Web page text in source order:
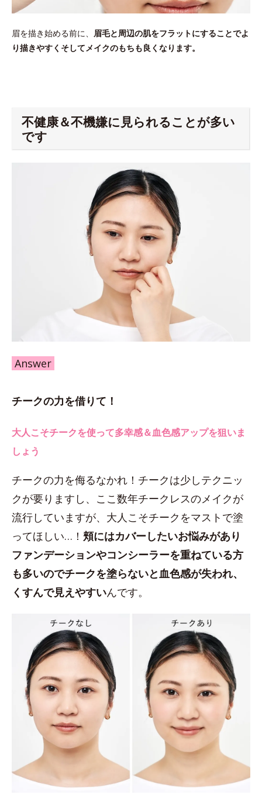
眉を描き始める前に、 眉毛と周辺の肌をフラットにすることでよ
り描きやすくそしてメイクのもちも良くなります。
不健康＆不機嫌に見られることが多い
です
Answer
チークの力を借りて！
大人こそチークを使って多幸感＆血色感アップを狙いま
しょう
チークの力を侮るなかれ！チークは少しテクニッ
クが要りますし、ここ数年チークレスのメイクが
流行していますが、大人こそチークをマストで塗
ってほしい…！ 頬にはカバーしたいお悩みがあり
ファンデーションやコンシーラーを重ねている方
も多いのでチークを塗らないと血色感が失われ、
くすんで見えやすいんです。